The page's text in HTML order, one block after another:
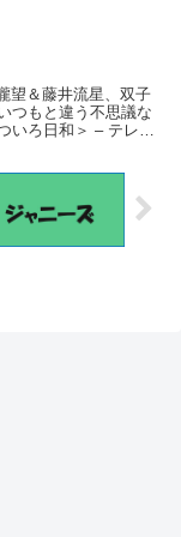
望＆藤井流星、双子
つもと違う不思議な
いろ日和＞ – テレ朝